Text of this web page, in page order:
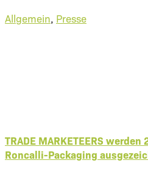
Allgemein, Presse
TRADE MARKETEERS
Roncalli-Packaging